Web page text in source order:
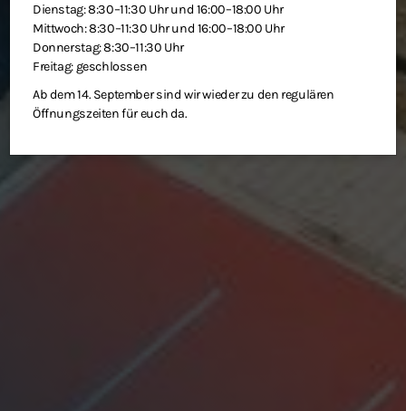
Dienstag: 8:30–11:30 Uhr und 16:00–18:00 Uhr
Mittwoch: 8:30–11:30 Uhr und 16:00–18:00 Uhr
Donnerstag: 8:30–11:30 Uhr
Freitag: geschlossen
Ab dem 14. September sind wir wieder zu den regulären
Öffnungszeiten für euch da.